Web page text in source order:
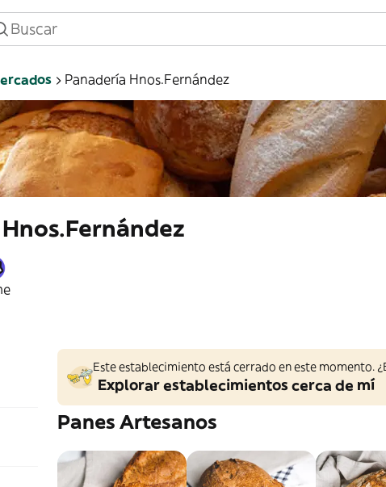
Panadería Hnos.Fernández
Este establecimiento está cerrado en este momento.
Explorar establecimientos cerca de mí
Panes Artesanos